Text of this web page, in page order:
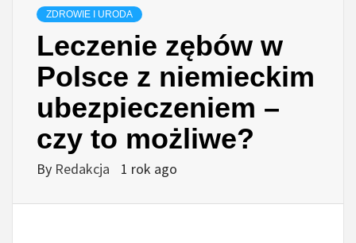
ZDROWIE I URODA
Leczenie zębów w
Polsce z niemieckim
ubezpieczeniem –
czy to możliwe?
By Redakcja 1 rok ago